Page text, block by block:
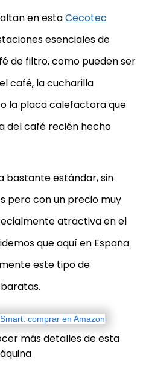
en estaCecotec
esenciales de
de filtro, como pueden ser
café, la cucharilla
la placa calefactora que
del café recién hecho
bastante estándar, sin
pero con un precio muy
atractiva en el
que aquí en España
este tipo de
más detalles de esta